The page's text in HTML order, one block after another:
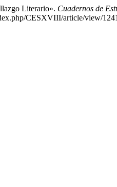
Literario». Cuadernos de
CESXVIII/article/view/